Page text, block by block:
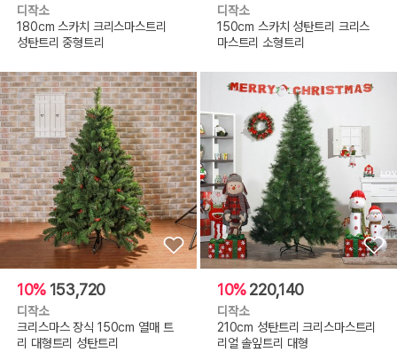
디작소
180cm 스카치 크리스마스트리
성탄트리 중형트리
디작소
150cm 스카치 성탄트리 크리스
마스트리 소형트리
10% 153,720
디작소
크리스마스 장식 150cm 열매 트
리 대형트리 성탄트리
10%220,140
디작소
210cm 성탄트리 크리스마스트리
리얼 솔잎트리 대형